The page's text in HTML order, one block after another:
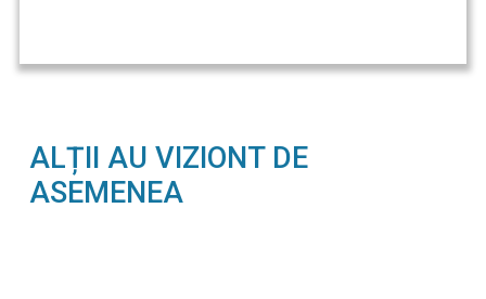
ALȚII AU VIZIONT DE
ASEMENEA